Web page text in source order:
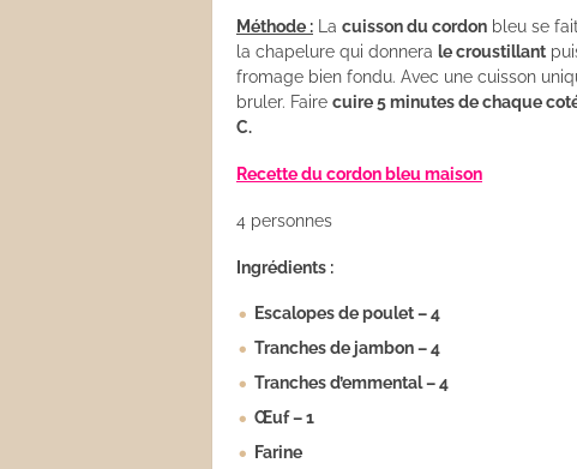
Méthode : La cuisson du cordon bleu se fait
la chapelure qui donnera le croustillant
fromage bien fondu. Avec une cuisson
bruler. Faire cuire 5 minutes de chaque
C.
Recette du cordon bleu maison
4 personnes
Ingrédients :
Escalopes de poulet – 4
Tranches de jambon – 4
Tranches d’emmental – 4
Œuf – 1
Farine